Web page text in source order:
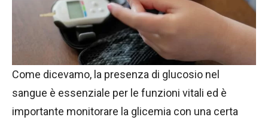
Come dicevamo, la presenza di glucosio nel
sangue è essenziale per le funzioni vitali ed è
importante monitorare la glicemia con una certa